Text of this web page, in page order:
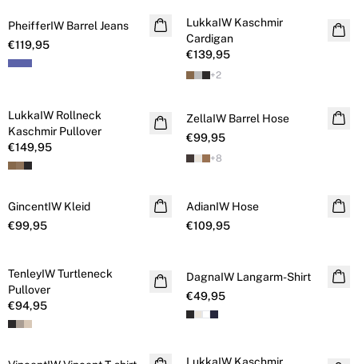
PheifferIW Barrel Jeans
€119,95
Kaschmir
LukkaIW Kaschmir
Cardigan
€139,95
+2
Kaschmir
LukkaIW Rollneck
Kaschmir Pullover
€149,95
ZellaIW Barrel Hose
€99,95
+8
GincentIW Kleid
€99,95
AdianIW Hose
€109,95
TenleyIW Turtleneck
Pullover
€94,95
DagnaIW Langarm-Shirt
€49,95